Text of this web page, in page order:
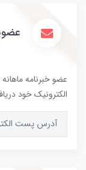
عضو خبرنامه
الکترونیک خود